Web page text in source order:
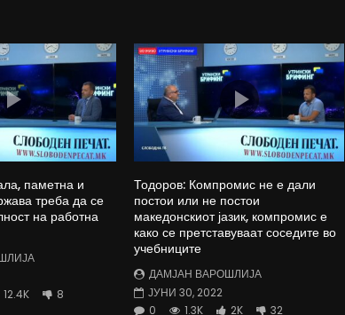
паметна и
треба да се
на работна
12.4K 8
Тодоров: Компромис не е дали
постои или не постои
македонскиот јазик, компромис е
како се претставуваат соседите во
учебниците
ДАМЈАН ВАРОШЛИЈА
ЈУНИ 30, 2022
0
1.3K 2K 32